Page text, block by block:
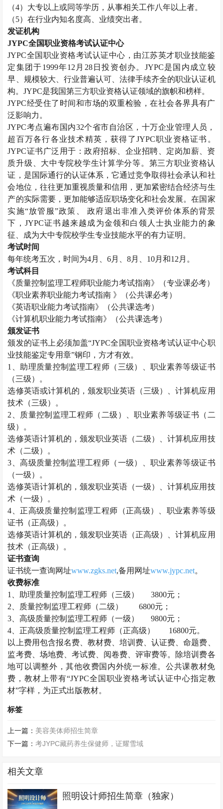
（4）大专以上或同等学历，从事相关工作八年以上者。
（5）在行业内知名度高、业绩突出者。
发证机构
JYPC全国职业资格考试认证中心
JYPC全国职业资格考试认证中心，由江苏英才职业技能鉴
定集团于1999年12月28日投资创办。JYPC是国内成立较
早、规模较大、行业普遍认可、法律手续齐全的职业认证机
构。JYPC是我国第三方职业资格认证领域的旗帜和榜样。
JYPC经受住了时间和市场的双重检验，在社会各界具有广
泛影响力。
JYPC考点遍布国内32个省市自治区，十万企业管理人员，
超百万各行各业技术精英，获得了JYPC职业资格证书。
JYPC证书广泛用于：政府招标、企业招聘、定岗加薪、资
质升级、大中专院校学生计算学分等。第三方职业资格认
证，是国际通行的认证体系，它通过竞争取得社会承认和社
会地位，往往更加重视质量和信用，更加紧密结合经济与生
产的实际需要，更加能够适应职场变化和社会发展。在国家
实施“放管服”政策、 政府退出非准入类评价体系的背景
下，JYPC证书越来越成为金领和白领人士执业能力的象
征、成为大中专院校学生专业技能水平的有力证明。
考试时间
每年统考五次，时间为4月、6月、8月、10月和12月。
考试科目
《质量控制监理工程师职业能力考试指南》（专业课必考）
《职业素养职业能力考试指南 》（公共课必考）
《英语职业能力考试指南》（公共课选考）
《计算机职业能力考试指南》（公共课选考）
颁发证书
颁发的证书上必须加盖“JYPC全国职业资格考试认证中心职
业技能鉴定专用章”钢印，方才有效。
1、助理质量控制监理工程师 （三级）、职业素养等级证书
（三级）。
选修英语或计算机的，颁发职业英语（三级）、计算机应用
技术（三级）。
2、
质量控制监理工程师 （二级）、职业素养等级证书（二
级）。
选修英语计算机的，颁发职业英语（二级）、计算机应用技
术（二级）。
3、高级质量控制监理工程师 （一级）、职业素养等级证书
（一级）。
选修英语计算机的，颁发职业英语（一级）、计算机应用技
术（一级）。
4、正高级质量控制监理工程师 （正高级）、职业素养等级
证书（正高级）。
选修英语计算机的，颁发职业英语（正高级）、计算机应用
技术（正高级）。
证书查询
证书统一查询网址www.zgks.net,备用网址www.jypc.net。
收费标准
1、助理质量控制监理工程师 （三级）
3800元；
2、 质量控制监理工程师 （二级）
6800元；
3、高级质量控制监理工程师 （一级）
9800元；
4、正高级质量控制监理工程师 （正高级）
16800元。
以上费用包含报名费、教材费、培训费、认证费、命题费、
监考费、场地费、考试费、阅卷费、评审费等。除培训费各
地可以调整外，其他收费国内外统一标准。公共课教材免
费，教材上带有“JYPC全国职业资格考试认证中心指定教
材”字样，为正式出版教材。
标签
上一篇： 美容美体师招生简章
下一篇：考JYPC藏药养生保健师，证耀雪域
相关文章
照明设计师招生简章（独家）